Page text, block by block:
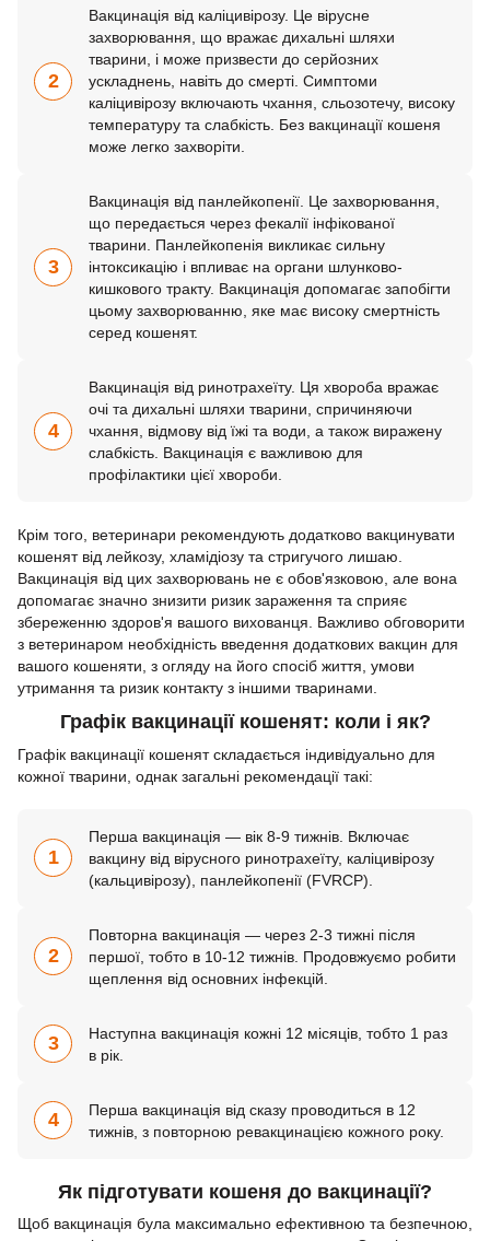
2
Вакцинація від каліцивірозу. Це вірусне
захворювання, що вражає дихальні шляхи
тварини, і може призвести до серйозних
ускладнень, навіть до смерті. Симптоми
каліцивірозу включають чхання, сльозотечу, високу
температуру та слабкість. Без вакцинації кошеня
може легко захворіти.
3
Вакцинація від панлейкопенії. Це захворювання,
що передається через фекалії інфікованої
тварини. Панлейкопенія викликає сильну
інтоксикацію і впливає на органи шлунково-
кишкового тракту. Вакцинація допомагає запобігти
цьому захворюванню, яке має високу смертність
серед кошенят.
4
Вакцинація від ринотрахеїту. Ця хвороба вражає
очі та дихальні шляхи тварини, спричиняючи
чхання, відмову від їжі та води, а також виражену
слабкість. Вакцинація є важливою для
профілактики цієї хвороби.
Крім того, ветеринари рекомендують додатково вакцинувати
кошенят від лейкозу, хламідіозу та стригучого лишаю.
Вакцинація від цих захворювань не є обов'язковою, але вона
допомагає значно знизити ризик зараження та сприяє
збереженню здоров'я вашого вихованця. Важливо обговорити
з ветеринаром необхідність введення додаткових вакцин для
вашого кошеняти, з огляду на його спосіб життя, умови
утримання та ризик контакту з іншими тваринами.
Графік вакцинації кошенят: коли і як?
Графік вакцинації кошенят складається індивідуально для
кожної тварини, однак загальні рекомендації такі:
1
Перша вакцинація — вік 8-9 тижнів. Включає
вакцину від вірусного ринотрахеїту, каліцивірозу
(кальцивірозу), панлейкопенії (FVRCP).
2
Повторна вакцинація — через 2-3 тижні після
першої, тобто в 10-12 тижнів. Продовжуємо робити
щеплення від основних інфекцій.
3
Наступна вакцинація кожні 12 місяців, тобто 1 раз
в рік.
4
Перша вакцинація від сказу проводиться в 12
тижнів, з повторною ревакцинацією кожного року.
Як підготувати кошеня до вакцинації?
Щоб вакцинація була максимально ефективною та безпечною,